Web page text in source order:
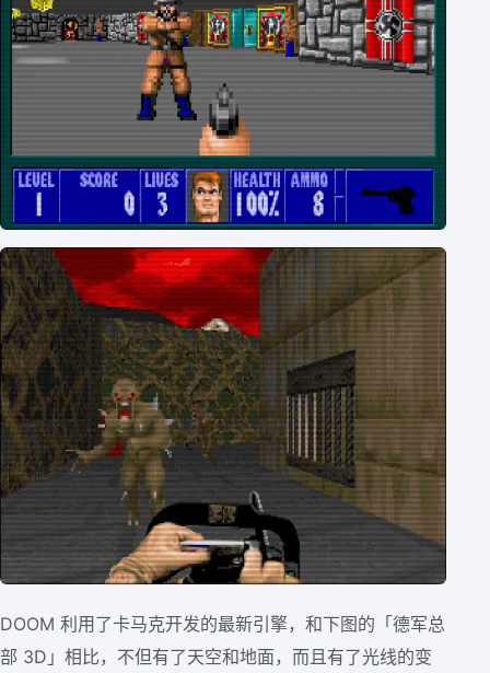
DOOM 利用了卡马克开发的最新引擎，和下图的「德军总
部 3D」相比，不但有了天空和地面，而且有了光线的变